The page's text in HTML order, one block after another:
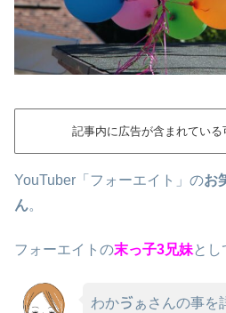
記事内に広告が含まれている
YouTuber「フォーエイト」のお
ん。
フォーエイトの末っ子3兄妹とし
わかゔぁさんの事を